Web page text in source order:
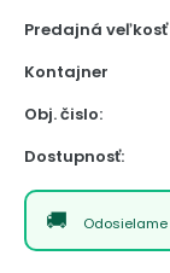
Predajná veľkosť
Kontajner
Obj. čislo:
Dostupnosť:
Odosielame